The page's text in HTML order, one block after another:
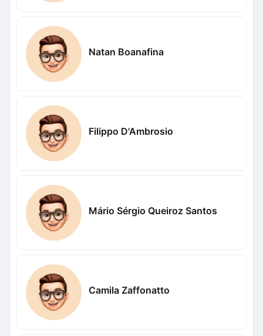
Natan Boanafina
Filippo D'Ambrosio
Mário Sérgio Queiroz Santos
Camila Zaffonatto